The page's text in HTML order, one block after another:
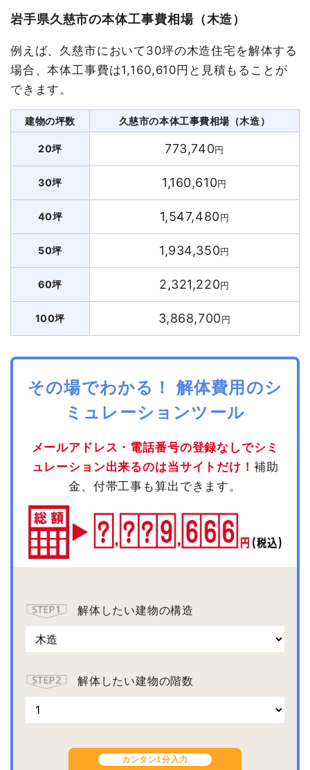
岩手県久慈市の本体工事費相場（木造）
例えば、久慈市において30坪の木造住宅を解体する
場合、本体工事費は1,160,610円と見積もることが
できます。
建物の坪数 久慈市の本体工事費相場（木造）
20坪 773,740円
30坪 1,160,610円
40坪 1,547,480円
50坪 1,934,350円
60坪 2,321,220円
100坪 3,868,700円
その場でわかる！ 解体費用のシ
ミュレーションツール
メールアドレス・電話番号の登録なしでシミ
ュレーション出来るのは当サイトだけ！ 補助
金、付帯工事も算出できます。
解体したい建物の構造
解体したい建物の階数
カンタン1分入力